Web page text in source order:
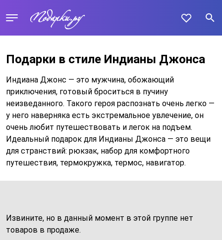
Подарки в стиле Индианы Джонса
Индиана Джонс — это мужчина, обожающий
приключения, готовый броситься в пучину
неизведанного. Такого героя распознать очень легко —
у него наверняка есть экстремальное увлечение, он
очень любит путешествовать и легок на подъем.
Идеальный подарок для Индианы Джонса — это вещи
для странствий: рюкзак, набор для комфортного
путешествия, термокружка, термос, навигатор.
Извините, но в данный момент в этой группе нет
товаров в продаже.